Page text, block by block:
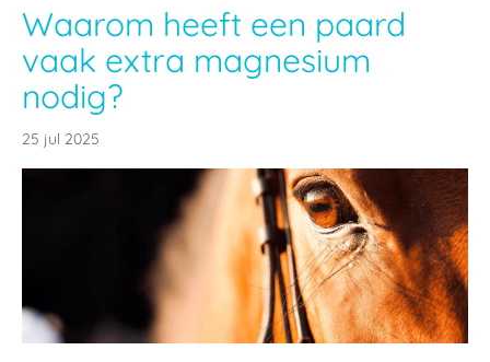
Waarom heeft een paard
vaak extra magnesium
nodig?
25 jul 2025